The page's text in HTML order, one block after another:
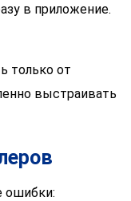
в приложение.
только от
выстраивать
ошибки: